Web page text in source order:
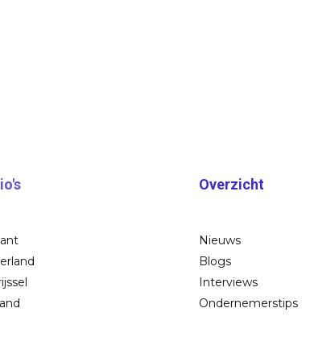
Overzicht
Nieuws
Blogs
Interviews
Ondernemerstips